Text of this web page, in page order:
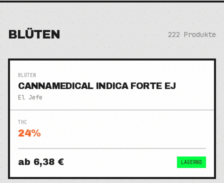
BLÜTEN 222 Produkte
BLÜTEN
CANNAMEDICAL INDICA FORTE EJ
El Jefe
THC
24%
ab 6,38 € LAGERND